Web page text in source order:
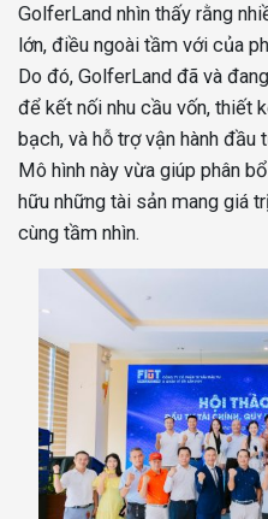
GolferLand nhìn thấy rằng
lớn, điều ngoài tầm với của
Do đó, GolferLand đã và
để kết nối nhu cầu vốn, thiết
bạch, và hỗ trợ vận hành đầu
Mô hình này vừa giúp phân
hữu những tài sản mang giá
cùng tầm nhìn.